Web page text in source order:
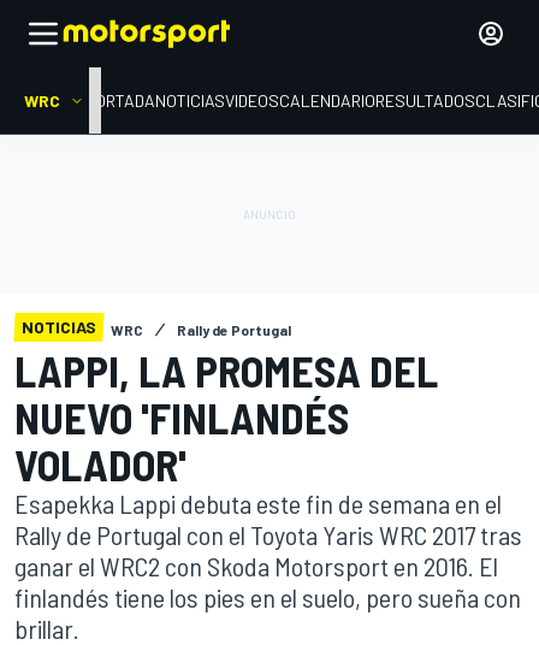
WRC PORTADANOTICIASVIDEOSCALENDARIORESULTADOS
NOTICIAS WRC Rally de Portugal
LAPPI, LA PROMESA DEL
NUEVO 'FINLANDÉS
VOLADOR'
Esapekka Lappi debuta este fin de semana en el
Rally de Portugal con el Toyota Yaris WRC 2017 tras
ganar el WRC2 con Skoda Motorsport en 2016. El
finlandés tiene los pies en el suelo, pero sueña con
brillar.